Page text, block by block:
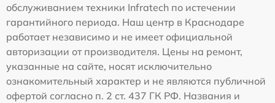
обслуживанием техники Infratech по истечении
гарантийного периода. Наш центр в Краснодаре
работает независимо и не имеет официальной
авторизации от производителя. Цены на ремонт,
указанные на сайте, носят исключительно
ознакомительный характер и не являются публичной
офертой согласно п. 2 ст. 437 ГК РФ. Названия и